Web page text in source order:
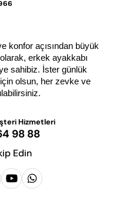
konfor açısından büyük
erkek ayakkabı
sahibiz. İster günlük
olsun, her zevke ve
Hizmetleri
98 88
Edin